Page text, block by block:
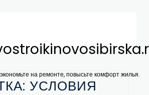
на ремонте, повысьте комфорт жилья.
УСЛОВИЯ